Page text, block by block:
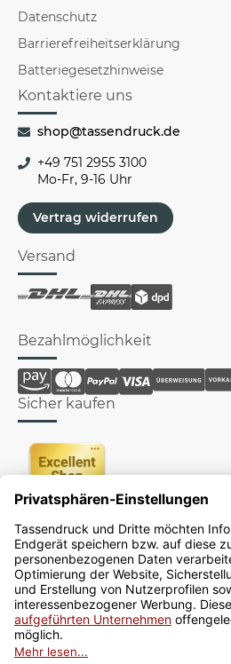
Datenschutz
Barrierefreiheitserklärung
Batteriegesetzhinweise
Kontaktiere uns
shop@tassendruck.de
+49 751 2955 3100
Mo-Fr, 9-16 Uhr
Vertrag widerrufen
Versand
Bezahlmöglichkeit
Sicher kaufen
Newsletter